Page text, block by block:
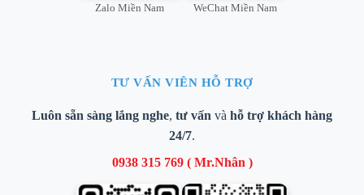
Zalo Miền Nam WeChat Miền Nam
TƯ VẤN VIÊN HỖ TRỢ
Luôn sẵn sàng lắng nghe, tư vấn và hỗ trợ khách hàng
24/7.
0938 315 769 ( Mr.Nhân )